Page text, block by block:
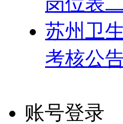
苏州卫
考核公
账号登录